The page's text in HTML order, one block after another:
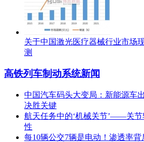
关于中国激光医疗器械行业市场
测
高铁列车制动系统新闻
中国汽车码头大变局：新能源车
决胜关键
航天任务中的‘机械关节’——关节
性
每10辆公交7辆是电动！渗透率背